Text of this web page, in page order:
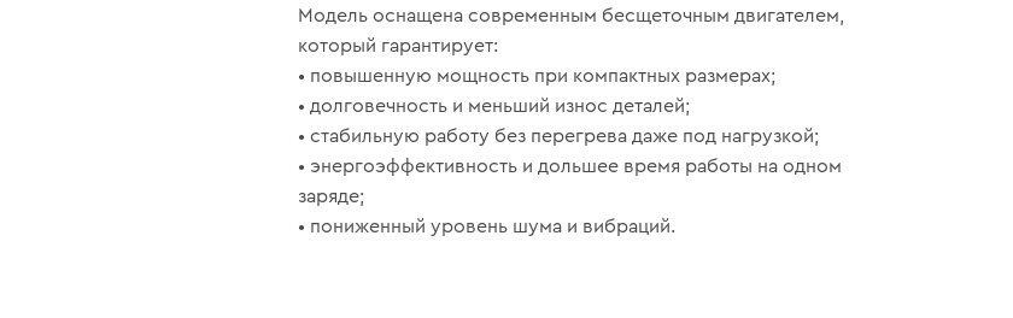
Модель оснащена современным бесщеточным двигателем,
который гарантирует:
• повышенную мощность при компактных размерах;
• долговечность и меньший износ деталей;
• стабильную работу без перегрева даже под нагрузкой;
• энергоэффективность и дольшее время работы на одном
заряде;
• пониженный уровень шума и вибраций.